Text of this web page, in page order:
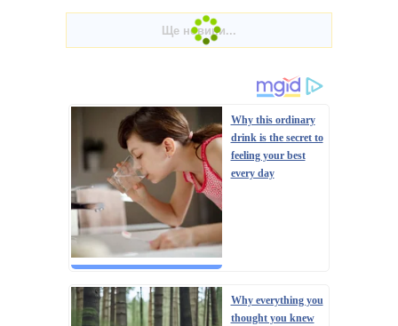
Why this ordinary
drink is the secret to
feeling your best
every day
Why everything you
thought you knew